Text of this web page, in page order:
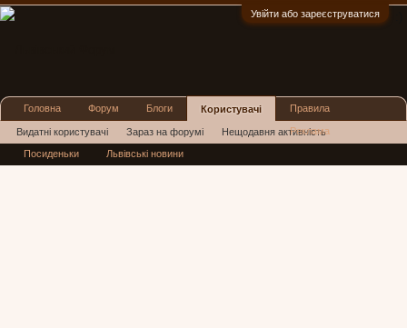
Увійти або зареєструватися
Головна Форум Блоги Користувачі
Видатні користувачі Зараз на форумі Нещодавня активність
Нові повідомлення профілю
Правила
Реклама
Посиденьки Львівські новини